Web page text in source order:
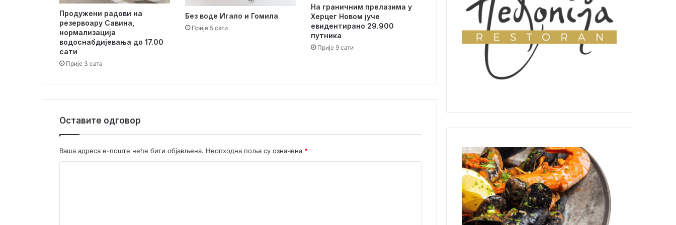
о
в
с
к
о
п
а
и
у
ч
г
м
Продужени радови на
резервоару Савина,
нормализација
водоснабдијевања до 17.00
сати
Прије 3 сата
Без воде Игало и Гомила
Прије 5 сати
На граничним прелазима у
Херцег Новом јуче
евидентирано 29.900
путника
Прије 9 сати
Оставите одговор
Ваша адреса е-поште неће бити објављена. Неопходна поља су означена *